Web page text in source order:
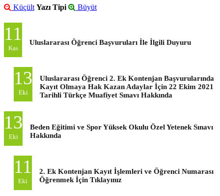
Küçült Yazı Tipi Büyüt
11
Kas
Uluslararası Öğrenci Başvuruları İle İlgili Duyuru
13
Eki
Uluslararası Öğrenci 2. Ek Kontenjan Başvurularında
Kayıt Olmaya Hak Kazan Adaylar İçin 22 Ekim 2021
Tarihli Türkçe Muafiyet Sınavı Hakkında
13
Eki
Beden Eğitimi ve Spor Yüksek Okulu Özel Yetenek Sınavı
Hakkında
11
Eki
2. Ek Kontenjan Kayıt İşlemleri ve Öğrenci Numarası
Öğrenmek İçin Tıklayınız